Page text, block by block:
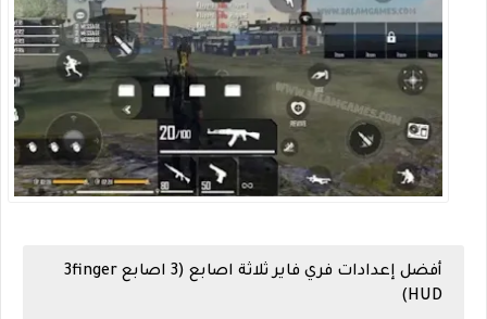
أفضل إعدادات فري فاير ثلاثة اصابع (3 اصابع 3finger
HUD)